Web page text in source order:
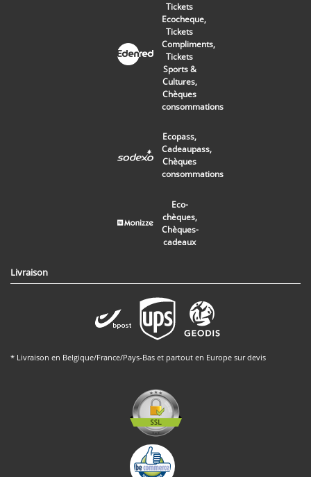
Tickets
Ecocheque,
Tickets
Compliments,
Tickets
Sports &
Cultures,
Chèques
consommations
Ecopass,
Cadeaupass,
Chèques
consommations
Eco-
chèques,
Chèques-
cadeaux
Livraison
* Livraison en Belgique/France/Pays-Bas et partout en Europe sur devis